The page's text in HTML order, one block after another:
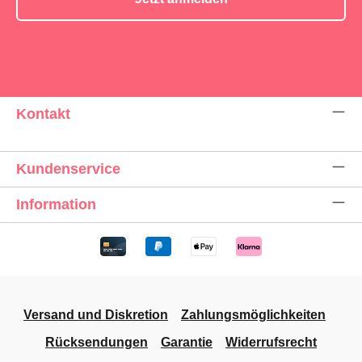
Kontakt
Kundenservice
Information
Versand und Diskretion
Zahlungsmöglichkeiten
Rücksendungen
Garantie Widerrufsrecht